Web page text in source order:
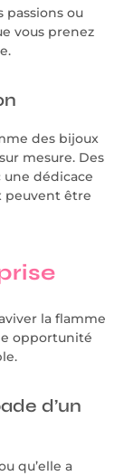
passions ou
vous prenez
des bijoux
mesure. Des
une dédicace
peuvent être
la flamme
opportunité
d’un
qu’elle a